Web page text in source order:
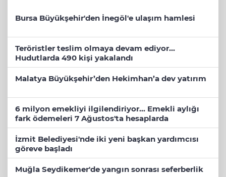
Bursa Büyükşehir'den İnegöl'e ulaşım hamlesi
Teröristler teslim olmaya devam ediyor...
Hudutlarda 490 kişi yakalandı
Malatya Büyükşehir’den Hekimhan’a dev yatırım
6 milyon emekliyi ilgilendiriyor... Emekli aylığı
fark ödemeleri 7 Ağustos'ta hesaplarda
İzmit Belediyesi'nde iki yeni başkan yardımcısı
göreve başladı
Muğla Seydikemer'de yangın sonrası seferberlik